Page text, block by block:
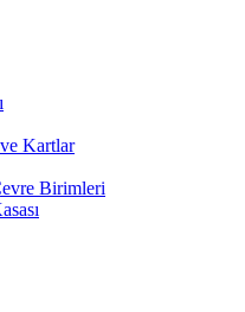
Kartlar
Birimleri